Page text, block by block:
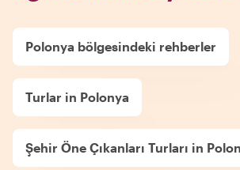
Polonya bölgesindeki rehberler
Turlar in Polonya
Şehir Öne Çıkanları Turları in